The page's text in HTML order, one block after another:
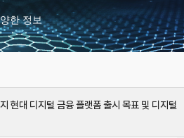
한 정보
현대 디지털 금융 플랫폼 출시 목표 및 디지털